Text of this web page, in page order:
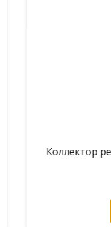
Коллектор